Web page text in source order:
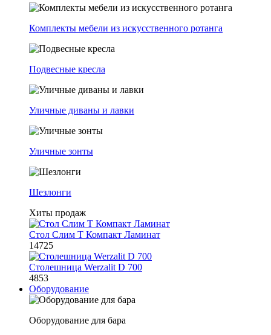
Комплекты мебели из искусственного ротанга
Подвесные кресла
Уличные диваны и лавки
Уличные зонты
Шезлонги
Хиты продаж
Стол Слим Т Компакт Ламинат
14725
Столешница Werzalit D 700
4853
Оборудование
Оборудование для бара